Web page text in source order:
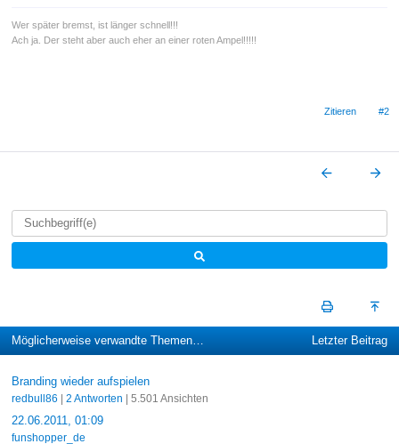
Wer später bremst, ist länger schnell!!!
Ach ja. Der steht aber auch eher an einer roten Ampel!!!!!
Zitieren #2
Möglicherweise verwandte Themen… Letzter Beitrag
Branding wieder aufspielen
redbull86 2 Antworten | 5.501 Ansichten
22.06.2011, 01:09
funshopper_de